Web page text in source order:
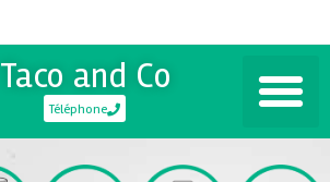
Taco and Co
Téléphone